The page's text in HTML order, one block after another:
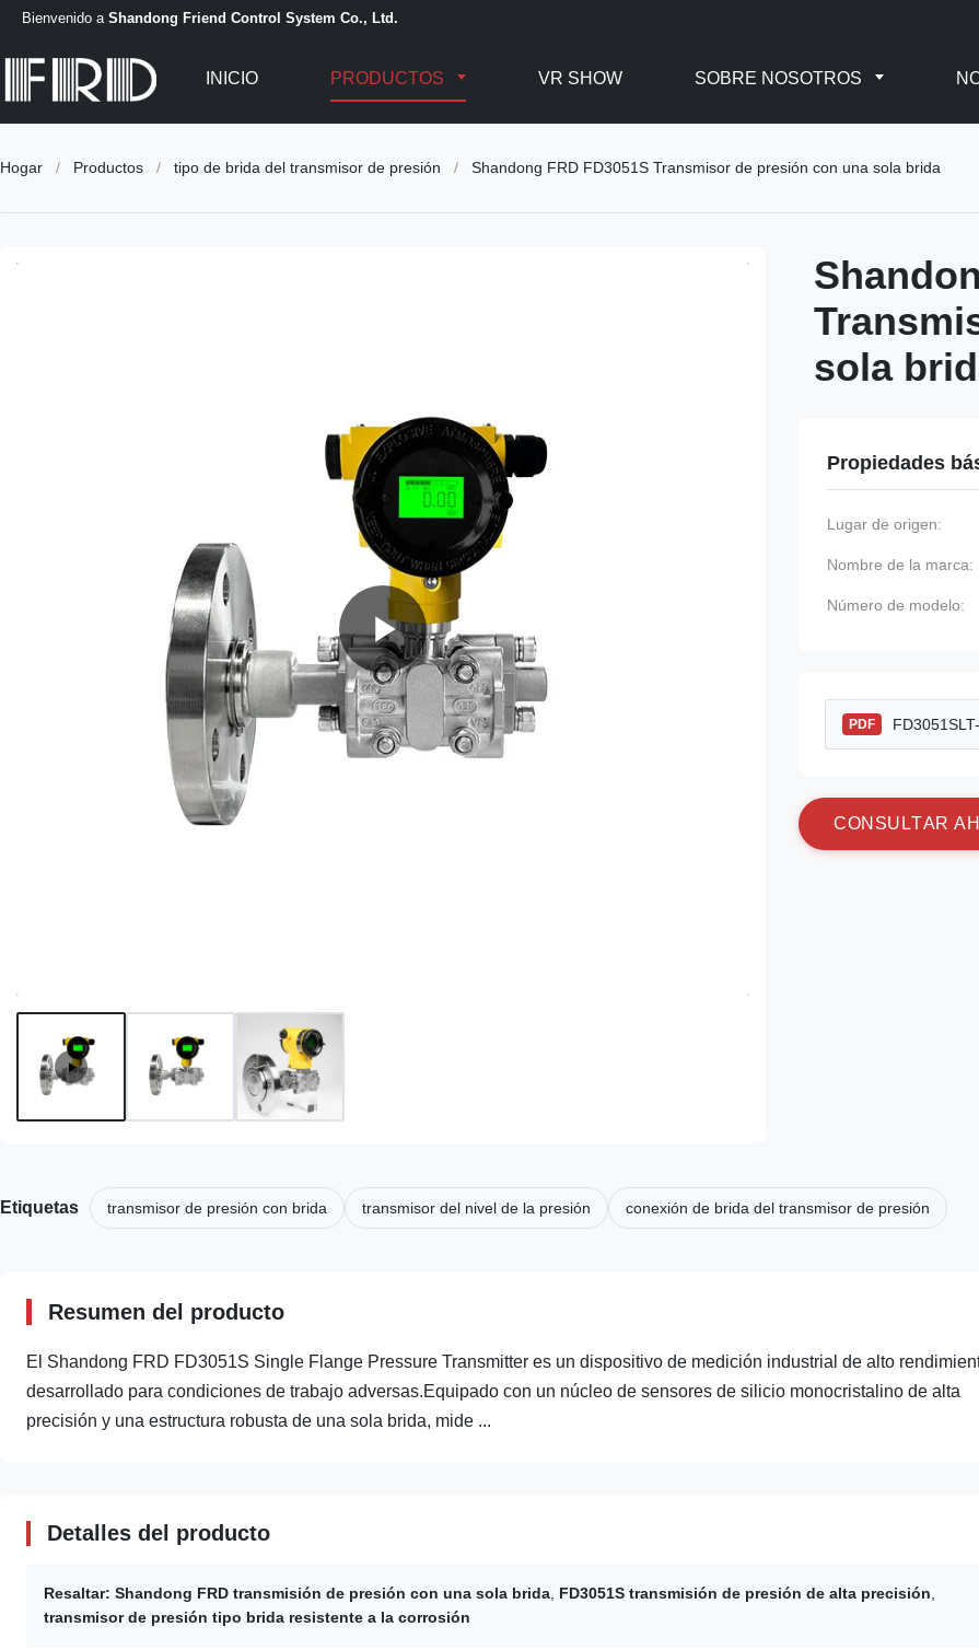
Bienvenido a Shandong Friend Control System Co., Ltd.
INICIO PRODUCTOS VR SHOW SOBRE NOSOTROS
Hogar / Productos / tipo de brida del transmisor de presión / Shandong FRD FD3051S Transmisor de presión con una sola brida
sola
Propiedades
Lugar de origen:
Nombre de la marca:
Número de modelo:
PDF
CON SU LTAR A H
Etiquetas transmisor de presión con brida transmisor del nivel de la presión conexión de brida del transmisor de presión
Resumen del producto
El Shandong FRD FD3051S Single Flange Pressure Transmitter es un dispositivo de medición industrial de alto
desarrollado para condiciones de trabajo adversas.Equipado con un núcleo de sensores de silicio monocristalino de alta
precisión y una estructura robusta de una sola brida, mide ...
Detalles del producto
Resaltar: Shandong FRD transmisión de presión con una sola brida FD3051S transmisión de presión de alta precisión
transmisor de presión tipo brida resistente a la corrosión